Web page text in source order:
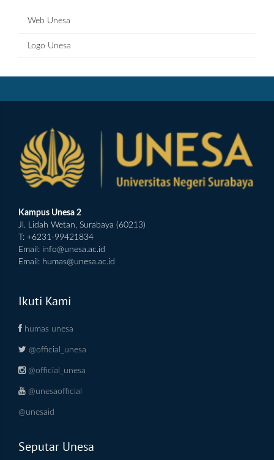
Web Unesa
Logo Unesa
Kampus Unesa 2
Jl. Lidah Wetan, Surabaya (60213)
T: +6231-99421834
Email: info@unesa.ac.id
Email: humas@unesa.ac.id
Ikuti Kami
humas unesa
@official_unesa
@official_unesa
@unesaofficial
@unesaid
Seputar Unesa